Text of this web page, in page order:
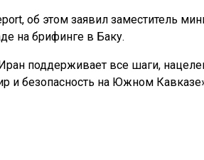
об этом заявил заместитель
на брифинге в Баку.
поддерживает все шаги,
и безопасность на Южном